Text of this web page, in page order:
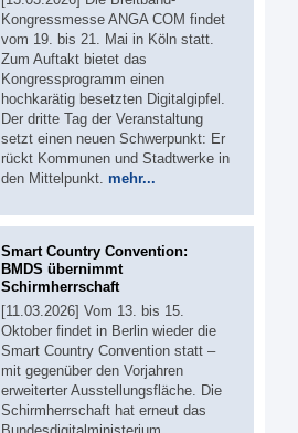
Kongressmesse ANGA COM findet
vom 19. bis 21. Mai in Köln statt.
Zum Auftakt bietet das
Kongressprogramm einen
hochkarätig besetzten Digitalgipfel.
Der dritte Tag der Veranstaltung
setzt einen neuen Schwerpunkt: Er
rückt Kommunen und Stadtwerke in
den Mittelpunkt. mehr...
Smart Country Convention:
BMDS übernimmt
Schirmherrschaft
[11.03.2026] Vom 13. bis 15.
Oktober findet in Berlin wieder die
Smart Country Convention statt –
mit gegenüber den Vorjahren
erweiterter Ausstellungsfläche. Die
Schirmherrschaft hat erneut das
Bundesdigitalministerium